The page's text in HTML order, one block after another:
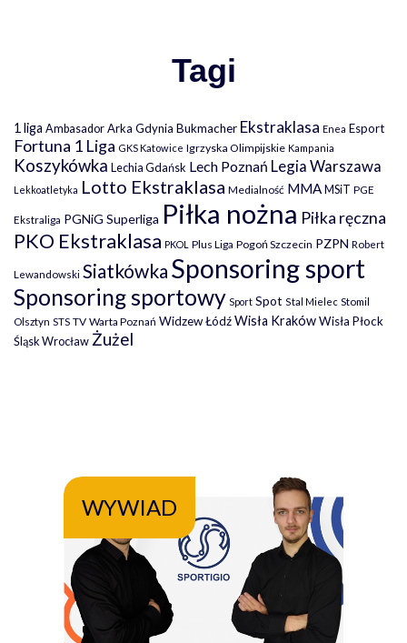
Tagi
1 liga Ambasador Arka Gdynia Bukmacher Ekstraklasa Enea Esport
Fortuna 1 Liga GKS Katowice Igrzyska Olimpijskie Kampania
Koszykówka Lechia Gdańsk Lech Poznań Legia Warszawa
Lekkoatletyka Lotto Ekstraklasa Medialność MMAMSiT PGE
Ekstraliga PGNiG Superliga Piłka nożna Piłka ręczna
PKO Ekstraklasa PKOL Plus Liga Pogoń Szczecin PZPN Robert
Lewandowski Siatkówka Sponsoring sport
Sponsoring sportowy Sport Spot Stal Mielec Stomil
Olsztyn STS TV Warta Poznań Widzew ŁódźWisła KrakówWisła Płock
Śląsk Wrocław Żużel
WYWIAD